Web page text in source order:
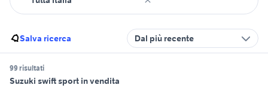
Salva ricerca Dal più recente
99 risultati
Suzuki swift sport in vendita